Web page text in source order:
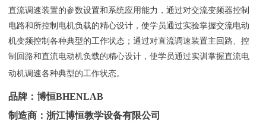
直流调速装置的参数设置和系统应用能力，通过对交流变频器控制
电路和所控制电机负载的精心设计，使学员通过实验掌握交流电动
机变频控制各种典型的工作状态；通过对直流调速装置主回路、控
制回路和直流电动机负载的精心设计，使学员通过实训掌握直流电
动机调速各种典型的工作状态。
品牌：博恒BHENLAB
制造商：浙江博恒教学设备有限公司